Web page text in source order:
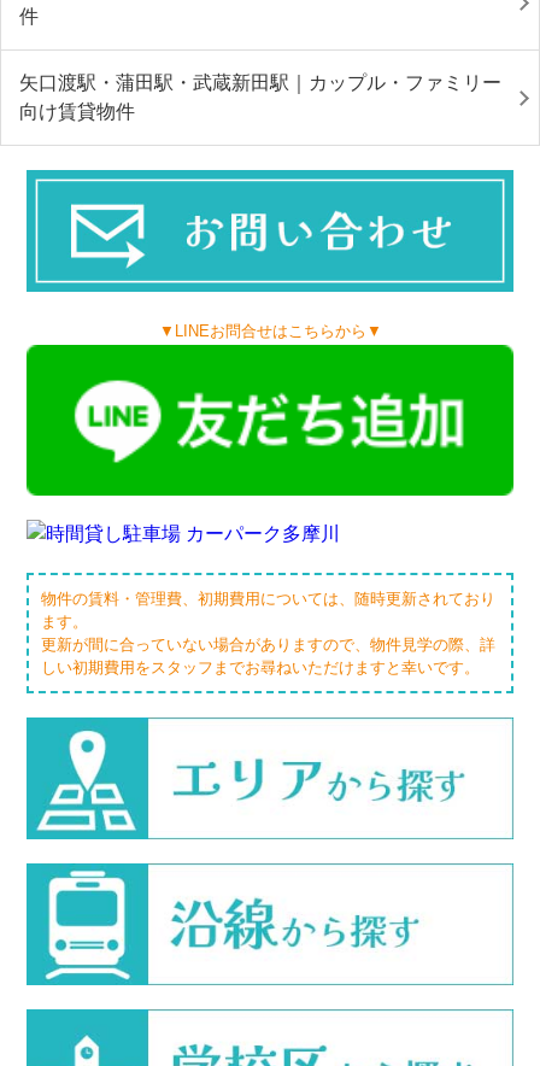
件
矢口渡駅・蒲田駅・武蔵新田駅｜カップル・ファミリー
向け賃貸物件
▼LINEお問合せはこちらから▼
物件の賃料・管理費、初期費用については、随時更新されており
ます。
更新が間に合っていない場合がありますので、物件見学の際、詳
しい初期費用をスタッフまでお尋ねいただけますと幸いです。